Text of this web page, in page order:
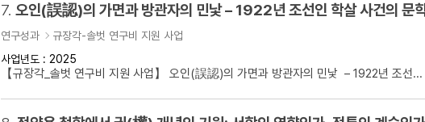
7. 오인(誤認)의 가면과 방관자의 민낯 – 1922년 조선인 학살 사건의 문
연구성과
규장각-솔벗 연구비 지원 사업
사업년도 : 2025
【규장각_솔벗 연구비 지원 사업】 오인(誤認)의 가면과 방관자의 민낯 – 1922년 조선...